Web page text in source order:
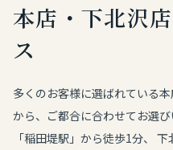
本店・下北沢
ス
多くのお客様に選ばれている
から、ご都合に合わせてお選
「稲田堤駅」から徒歩1分、